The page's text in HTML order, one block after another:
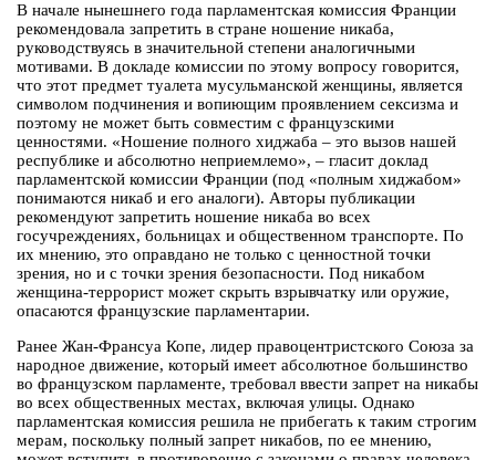
В начале нынешнего года парламентская комиссия Франции
рекомендовала запретить в стране ношение никаба,
руководствуясь в значительной степени аналогичными
мотивами. В докладе комиссии по этому вопросу говорится,
что этот предмет туалета мусульманской женщины, является
символом подчинения и вопиющим проявлением сексизма и
поэтому не может быть совместим с французскими
ценностями. «Ношение полного хиджаба – это вызов нашей
республике и абсолютно неприемлемо», – гласит доклад
парламентской комиссии Франции (под «полным хиджабом»
понимаются никаб и его аналоги). Авторы публикации
рекомендуют запретить ношение никаба во всех
госучреждениях, больницах и общественном транспорте. По
их мнению, это оправдано не только с ценностной точки
зрения, но и с точки зрения безопасности. Под никабом
женщина-террорист может скрыть взрывчатку или оружие,
опасаются французские парламентарии.
Ранее Жан-Франсуа Копе, лидер правоцентристского Союза за
народное движение, который имеет абсолютное большинство
во французском парламенте, требовал ввести запрет на никабы
во всех общественных местах, включая улицы. Однако
парламентская комиссия решила не прибегать к таким строгим
мерам, поскольку полный запрет никабов, по ее мнению,